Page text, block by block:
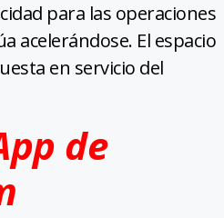
para las operaciones
acelerándose. El espacio
en servicio del
de